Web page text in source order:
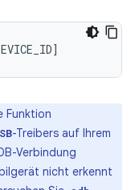
]
Funktion
-Treibers auf Ihrem
Verbindung
nicht erkennt